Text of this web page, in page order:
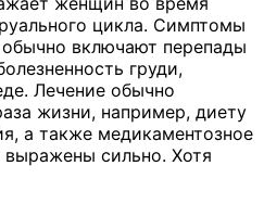
цикла. Симптомы
включают перепады
груди,
Лечение обычно
жизни, например, диету
а также медикаментозное
сильно. Хотя